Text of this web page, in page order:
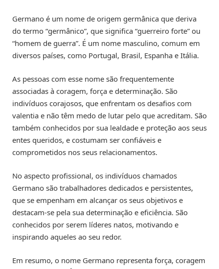
Germano é um nome de origem germânica que deriva
do termo “germânico”, que significa “guerreiro forte” ou
“homem de guerra”. É um nome masculino, comum em
diversos países, como Portugal, Brasil, Espanha e Itália.
As pessoas com esse nome são frequentemente
associadas à coragem, força e determinação. São
indivíduos corajosos, que enfrentam os desafios com
valentia e não têm medo de lutar pelo que acreditam. São
também conhecidos por sua lealdade e proteção aos seus
entes queridos, e costumam ser confiáveis e
comprometidos nos seus relacionamentos.
No aspecto profissional, os indivíduos chamados
Germano são trabalhadores dedicados e persistentes,
que se empenham em alcançar os seus objetivos e
destacam-se pela sua determinação e eficiência. São
conhecidos por serem líderes natos, motivando e
inspirando aqueles ao seu redor.
Em resumo, o nome Germano representa força, coragem